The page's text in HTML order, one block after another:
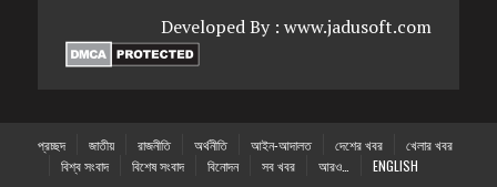
Developed By :www.jadusoft.com
প্রচ্ছদ জাতীয় রাজনীতি অর্থনীতি আইন-আদালত দেশের খবর
খেলার খবর
বিশ্ব সংবাদ
বিশেষ সংবাদ বিনোদন সব খবর আরও… ENGLISH